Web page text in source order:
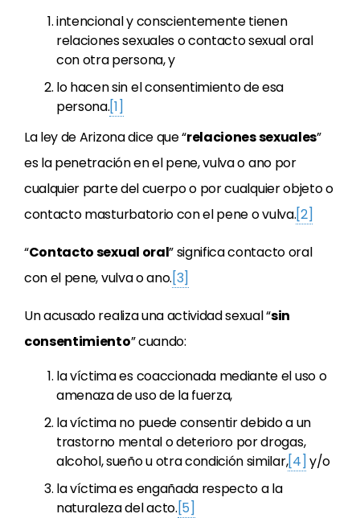
intencional y conscientemente tienen
relaciones sexuales o contacto sexual oral
con otra persona, y
lo hacen sin el consentimiento de esa
persona.[1]
La ley de Arizona dice que “relaciones sexuales”
es la penetración en el pene, vulva o ano por
cualquier parte del cuerpo o por cualquier objeto o
contacto masturbatorio con el pene o vulva.[2]
“Contacto sexual oral” significa contacto oral
con el pene, vulva o ano.[3]
Un acusado realiza una actividad sexual “sin
consentimiento” cuando:
la víctima es coaccionada mediante el uso o
amenaza de uso de la fuerza,
la víctima no puede consentir debido a un
trastorno mental o deterioro por drogas,
alcohol, sueño u otra condición similar,[4] y/o
la víctima es engañada respecto a la
naturaleza del acto.[5]